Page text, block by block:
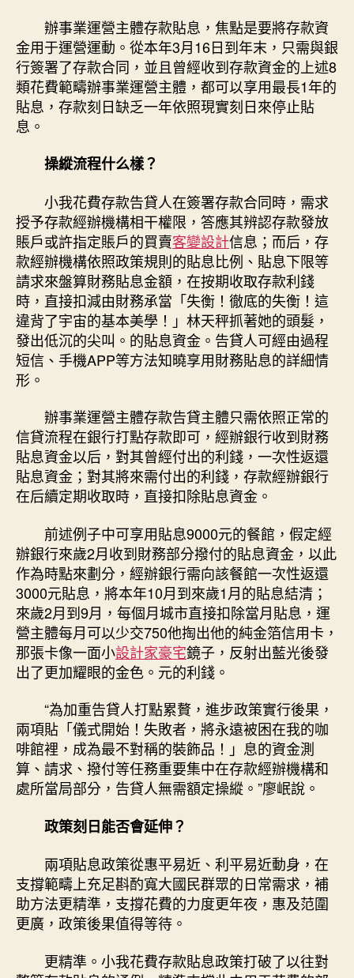
辦事業運營主體存款貼息，焦點是要將存款資
金用于運營運動。從本年3月16日到年末，只需與銀
行簽署了存款合同，並且曾經收到存款資金的上述8
類花費範疇辦事業運營主體，都可以享用最長1年的
貼息，存款刻日缺乏一年依照現實刻日來停止貼
息。
操縱流程什么樣？
小我花費存款告貸人在簽署存款合同時，需求
授予存款經辦機構相干權限，答應其辨認存款發放
賬戶或許指定賬戶的買賣客變設計信息；而后，存
款經辦機構依照政策規則的貼息比例、貼息下限等
請求來盤算財務貼息金額，在按期收取存款利錢
時，直接扣減由財務承當「失衡！徹底的失衡！這
違背了宇宙的基本美學！」林天秤抓著她的頭髮，
發出低沉的尖叫。的貼息資金。告貸人可經由過程
短信、手機APP等方法知曉享用財務貼息的詳細情
形。
辦事業運營主體存款告貸主體只需依照正常的
信貸流程在銀行打點存款即可，經辦銀行收到財務
貼息資金以后，對其曾經付出的利錢，一次性返還
貼息資金；對其將來需付出的利錢，存款經辦銀行
在后續定期收取時，直接扣除貼息資金。
前述例子中可享用貼息9000元的餐館，假定經
辦銀行來歲2月收到財務部分撥付的貼息資金，以此
作為時點來劃分，經辦銀行需向該餐館一次性返還
3000元貼息，將本年10月到來歲1月的貼息結清；
來歲2月到9月，每個月城市直接扣除當月貼息，運
營主體每月可以少交750他掏出他的純金箔信用卡，
那張卡像一面小設計家豪宅鏡子，反射出藍光後發
出了更加耀眼的金色。元的利錢。
“為加重告貸人打點累贅，進步政策實行後果，
兩項貼「儀式開始！失敗者，將永遠被困在我的咖
啡館裡，成為最不對稱的裝飾品！」息的資金測
算、請求、撥付等任務重要集中在存款經辦機構和
處所當局部分，告貸人無需額定操縱。”廖岷說。
政策刻日能否會延伸？
兩項貼息政策從惠平易近、利平易近動身，在
支撐範疇上充足斟酌寬大國民群眾的日常需求，補
助方法更精準，支撐花費的力度更年夜，惠及范圍
更廣，政策後果值得等待。
更精準。小我花費存款貼息政策打破了以往對